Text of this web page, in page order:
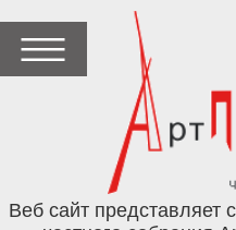
Веб сайт представляет